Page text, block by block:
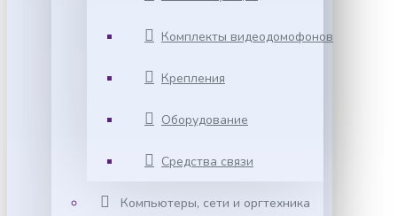
Комплекты видеодомофонов
Крепления
Оборудование
Средства связи
Компьютеры, сети и оргтехника